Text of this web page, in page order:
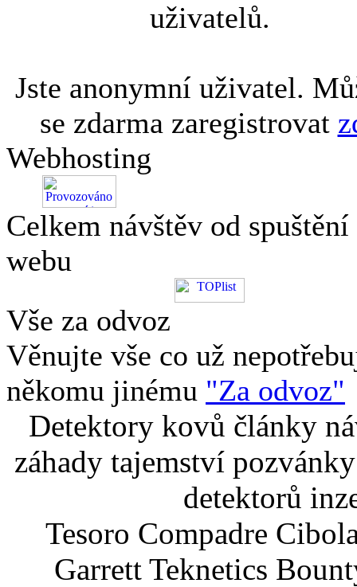
uživatelů.
Jste anonymní uživatel.
se zdarma zaregistrovat
Webhosting
Celkem návštěv od spuštění
webu
Vše za odvoz
Věnujte vše co už
někomu jinému "Za odvoz"
Detektory kovů články
záhady tajemství
detektorů
Tesoro Compadre
Garrett Teknetics